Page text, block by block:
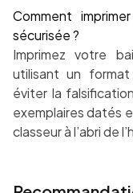
Comment
sécurisée ?
Imprimez votre
utilisant un
éviter la
exemplaires datés
classeur à l’abri de